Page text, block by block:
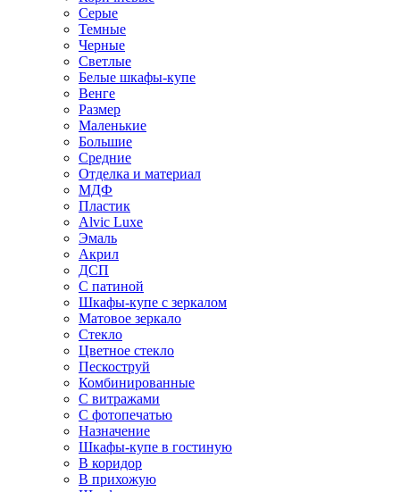
Серые
Темные
Черные
Светлые
Белые шкафы-купе
Венге
Размер
Маленькие
Большие
Средние
Отделка и материал
МДФ
Пластик
Alvic Luxe
Эмаль
Акрил
ДСП
С патиной
Шкафы-купе с зеркалом
Матовое зеркало
Стекло
Цветное стекло
Пескоструй
Комбинированные
С витражами
С фотопечатью
Назначение
Шкафы-купе в гостиную
В коридор
В прихожую